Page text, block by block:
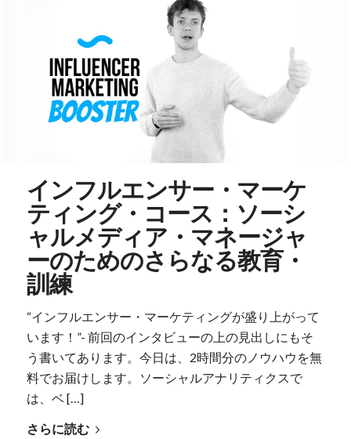
インフルエンサー・マーケ
ティング・コース：ソーシ
ャルメディア・マネージャ
ーのためのさらなる教育・
訓練
“インフルエンサー・マーケティングが盛り上がって
います！”- 前回のインタビューの上の見出しにもそ
う書いてあります。今日は、2時間分のノウハウを無
料でお届けします。ソーシャルアナリティクスで
は、ベ […]
さらに読む